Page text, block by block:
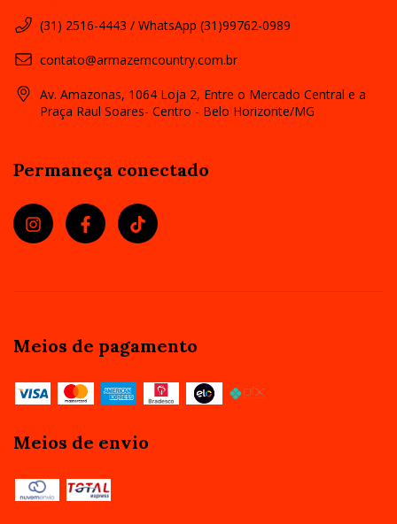
(31) 2516-4443 / WhatsApp (31)99762-0989
contato@armazemcountry.com.br
Av. Amazonas, 1064 Loja 2, Entre o Mercado Central e a
Praça Raul Soares- Centro - Belo Horizonte/MG
Permaneça conectado
Meios de pagamento
Meios de envio